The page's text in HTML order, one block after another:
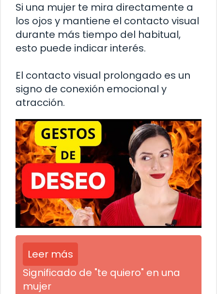
Si una mujer te mira directamente a
los ojos y mantiene el contacto visual
durante más tiempo del habitual,
esto puede indicar interés.
El contacto visual prolongado es un
signo de conexión emocional y
atracción.
Leer más
Significado de "te quiero" en una
mujer